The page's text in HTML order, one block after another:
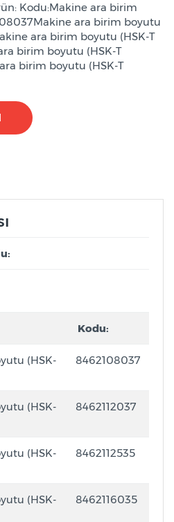
Kodu:Makine ara birim
ara birim boyutu
ara birim boyutu (HSK-T
birim boyutu (HSK-T
birim boyutu (HSK-T
Kodu:
(HSK-
8462108037
(HSK-
8462112037
(HSK-
8462112535
(HSK-
8462116035